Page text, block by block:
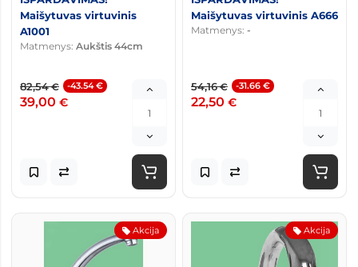
Maišytuvas virtuvinis
A1001
Matmenys: Aukštis 44cm
82,54€ -43.54 €
39,00 €
Maišytuvas virtuvinis A666
Matmenys: -
54,16€ -31.66 €
22,50 €
Akcija Akcija